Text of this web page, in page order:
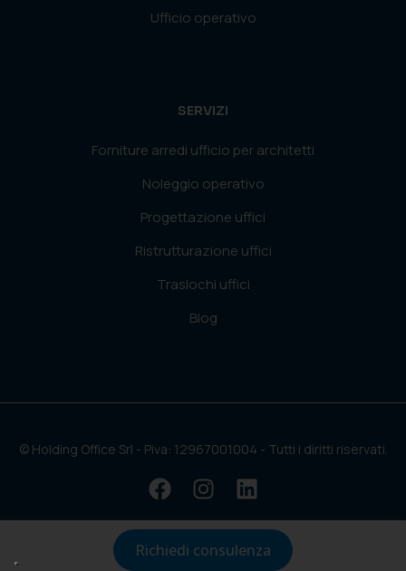
Ufficio operativo
SERVIZI
Forniture arredi ufficio per architetti
Noleggio operativo
Progettazione uffici
Ristrutturazione uffici
Traslochi uffici
Blog
© Holding Office Srl - Piva: 12967001004 - Tutti i diritti riservati.
Richiedi consulenza